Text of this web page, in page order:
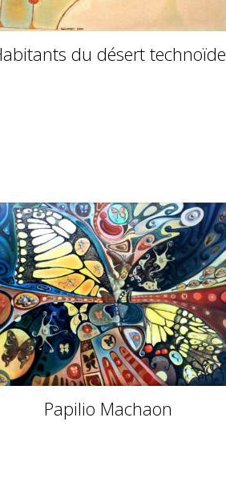
du désert technoïde
Papilio Machaon